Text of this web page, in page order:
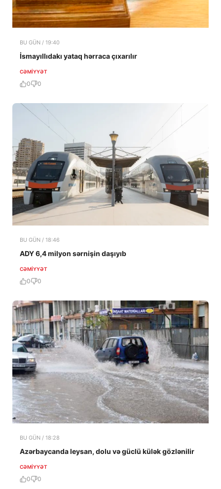
BU GÜN / 19:40
İsmayıllıdakı yataq hərraca çıxarılır
CƏMIYYƏT
0 0
BU GÜN / 18:46
ADY 6,4 milyon sərnişin daşıyıb
CƏMIYYƏT
0 0
BU GÜN / 18:28
Azərbaycanda leysan, dolu və güclü külək gözlənilir
CƏMIYYƏT
0 0